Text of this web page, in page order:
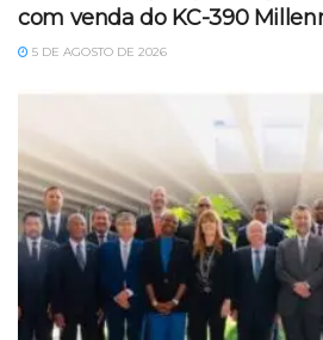
com venda do KC-390
5 DE AGOSTO DE 2026